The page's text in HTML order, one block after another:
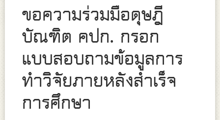
ขอความร่วมมือดุษฎี
บัณฑิต คปก. กรอก
แบบสอบถามข้อมูลการ
ทำวิจัยภายหลังสำเร็จ
การศึกษา